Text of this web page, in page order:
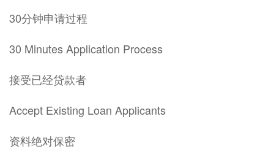
30分钟申请过程
30 Minutes Application Process
接受已经贷款者
Accept Existing Loan Applicants
资料绝对保密